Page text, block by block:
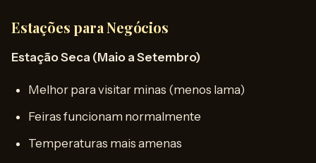
Estações para Negócios
Estação Seca (Maio a Setembro)
Melhor para visitar minas (menos lama)
Feiras funcionam normalmente
Temperaturas mais amenas